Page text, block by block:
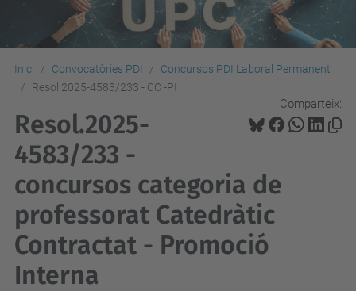
Inici Convocatòries PDI
Concursos PDI Laboral Permanent
Resol.2025-4583/233 - CC -PI
Comparteix:
Resol.2025-
4583/233 -
concursos categoria de
professorat Catedràtic
Contractat - Promoció
Interna